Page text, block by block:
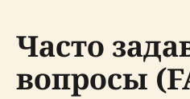
Часто
вопросы